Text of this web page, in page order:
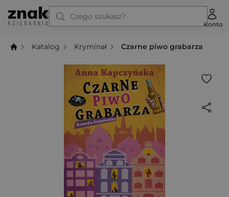
Czego szukasz?
Konto
Katalog Kryminał Czarne piwo grabarza